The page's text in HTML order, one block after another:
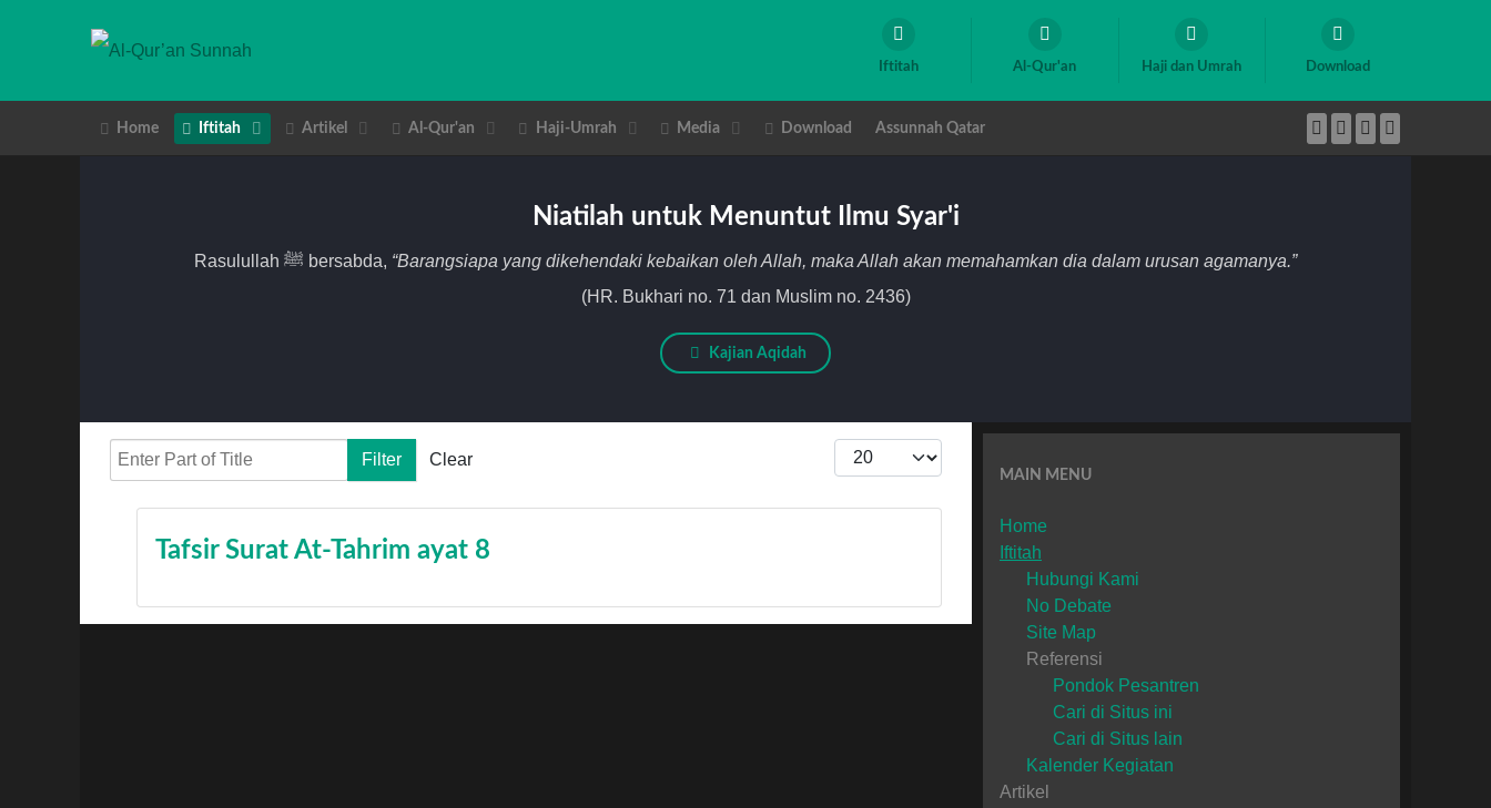
Iftitah Al-Qur'an Haji dan Umrah Download
Home Iftitah Artikel Al-Qur'an Haji-Umrah Media Download Assunnah Qatar
Niatilah untuk Menuntut Ilmu Syar'i
Rasulullah ﷺ bersabda, “Barangsiapa yang dikehendaki kebaikan oleh Allah, maka Allah akan memahamkan dia dalam urusan agamanya.”
(HR. Bukhari no. 71 dan Muslim no. 2436)
Kajian Aqidah
Enter Part of Title Filter Clear Tampilkan #
Tafsir Surat At-Tahrim ayat 8
MAIN MENU
Home
Iftitah
Hubungi Kami
No Debate
Site Map
Referensi
Pondok Pesantren
Cari di Situs ini
Cari di Situs lain
Kalender Kegiatan
Artikel